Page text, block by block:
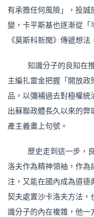
有承擔任何風險」，投誠
變，卡平斯基也逐漸從「
《莫斯科新聞》傳遞想
知識分子的良知在
主編扎雷金把握「開放
品，以彌補過去對極權
出蘇聯政體長久以來的
產主義畫上句號。
歷史走到這一步，
洛夫作為精神領袖，作為
注，又能在國內成為道德
契夫處置沙卡洛夫方法，
識分子的內在複雜，他一